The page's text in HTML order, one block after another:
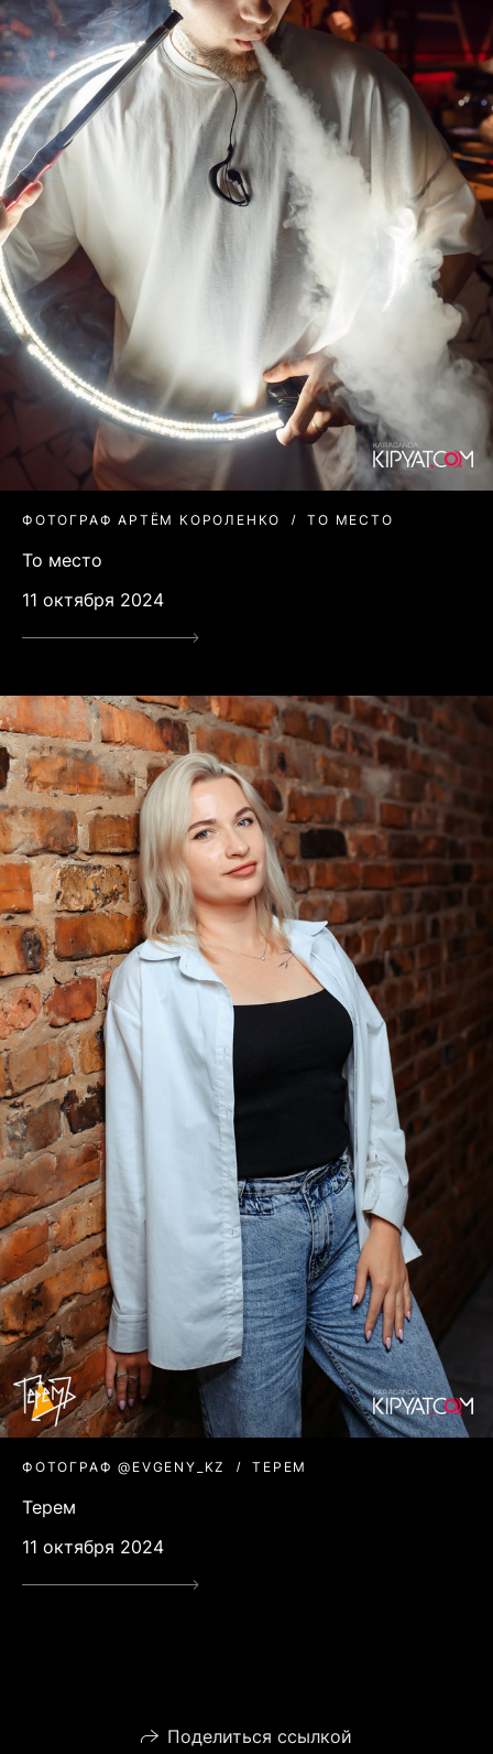
ФОТОГРАФ АРТЁМ КОРОЛЕНКО ТО МЕСТО
То место
11 октября 2024
ФОТОГРАФ @EVGENY_KZ ТЕРЕМ
Терем
11 октября 2024
Поделиться ссылкой